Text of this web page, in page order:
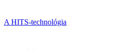
A HITS-technológia